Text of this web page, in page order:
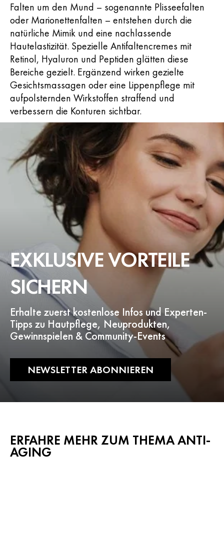
Falten um den Mund – sogenannte Plisseefalten
oder Marionettenfalten – entstehen durch die
natürliche Mimik und eine nachlassende
Hautelastizität. Spezielle Antifaltencremes mit
Retinol, Hyaluron und Peptiden glätten diese
Bereiche gezielt. Ergänzend wirken gezielte
Gesichtsmassagen oder eine Lippenpflege mit
aufpolsternden Wirkstoffen straffend und
verbessern die Konturen sichtbar.
EXKLUSIVE VORTEILE
SICHERN
Erhalte zuerst kostenlose Infos und Experten-
Tipps zu Hautpflege, Neuprodukten,
Gewinnspielen & Community-Events
NEWSLETTER ABONNIEREN
ERFAHRE MEHR ZUM THEMA ANTI-
AGING